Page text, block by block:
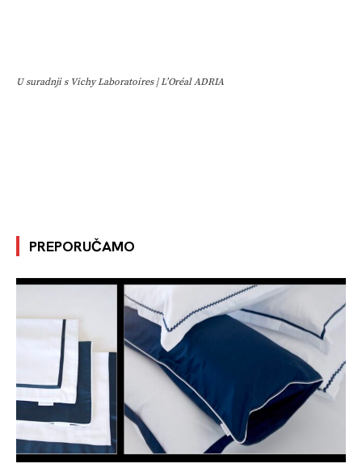
U suradnji s Vichy Laboratoires | L’Oréal ADRIA
PREPORUČAMO